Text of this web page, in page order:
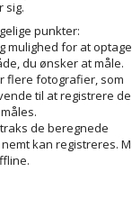
sig.
punkter:
mulighed for at
du ønsker at måle.
flere fotografier, som
til at registrere de
de beregnede
kan registreres.